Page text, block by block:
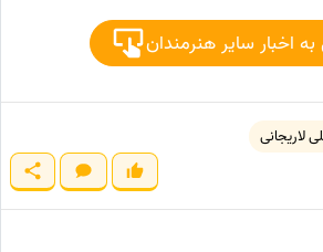
اخبار سایر هنرمندان
لاریجانی